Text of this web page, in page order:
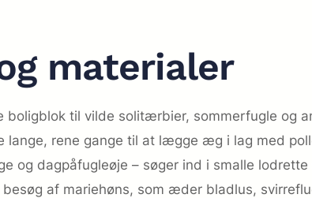
materialer
til vilde solitærbier, sommerfugle og
lange, rene gange til at lægge æg i lag med
og dagpåfugleøje – søger ind i smalle
af mariehøns, som æder bladlus,